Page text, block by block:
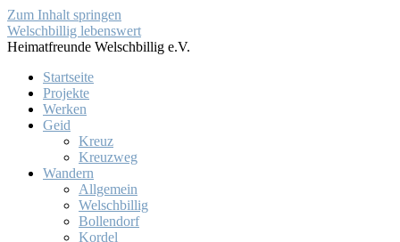
Zum Inhalt springen
Welschbillig lebenswert
Heimatfreunde Welschbillig e.V.
Startseite
Projekte
Werken
Geid
Kreuz
Kreuzweg
Wandern
Allgemein
Welschbillig
Bollendorf
Kordel